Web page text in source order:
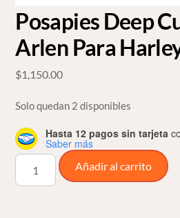
Posapies Deep
Arlen Para
$1,150.00
Solo quedan 2 disponibles
Hasta 12 pagos sin tarjeta
Saber más
Posapies
Deep
Añadir al carrito